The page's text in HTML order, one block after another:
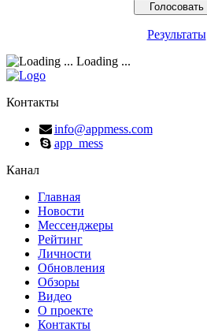
Результаты
Loading ...
Контакты
info@appmess.com
app_mess
Канал
Главная
Новости
Мессенджеры
Рейтинг
Личности
Обновления
Обзоры
Видео
О проекте
Контакты